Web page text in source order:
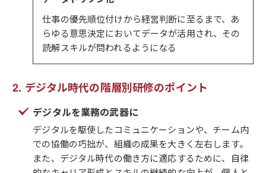
仕事の優先順位付けから経営判断に至るまで、あ
らゆる意思決定においてデータが活用され、その
読解スキルが問われるようになる
デジタル時代の階層別研修のポイント
デジタルを業務の武器に
デジタルを駆使したコミュニケーションや、チーム内
での協働の巧拙が、組織の成果を大きく左右します。
また、デジタル時代の働き方に適応するために、自律